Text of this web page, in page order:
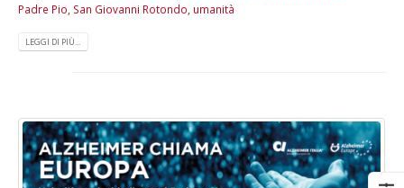
Padre Pio San Giovanni Rotondo umanità
LEGGI DI PIÙ...